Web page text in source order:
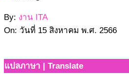
2566-
08-
By: งาน ITA
On: วันที่ 15 สิงหาคม พ.ศ. 2566
แปลภาษา | Translate